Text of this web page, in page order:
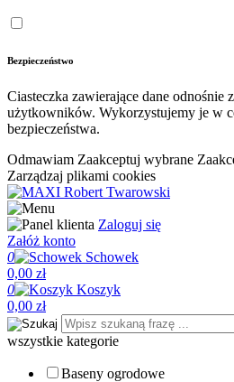
Bezpieczeństwo
Ciasteczka zawierające dane odnośnie
użytkowników. Wykorzystujemy je w
bezpieczeństwa.
Odmawiam Zaakceptuj wybrane
Zarządzaj plikami cookies
Zaloguj się
Załóż konto
0
Schowek
0,00 zł
0
Koszyk
0,00 zł
wszystkie kategorie
Baseny ogrodowe